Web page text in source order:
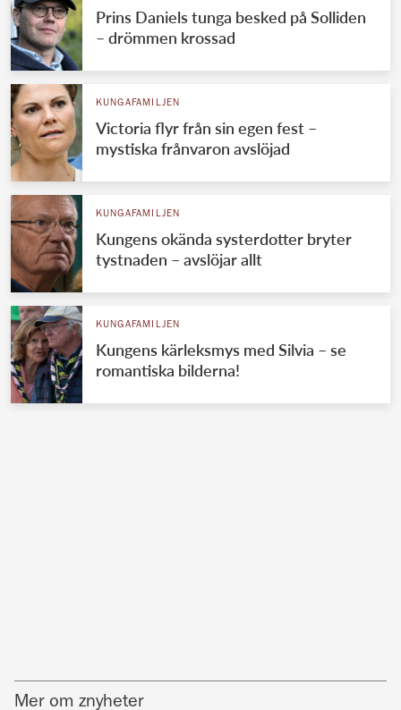
Prins Daniels tunga besked på Solliden
– drömmen krossad
KUNGAFAMILJEN
Victoria flyr från sin egen fest –
mystiska frånvaron avslöjad
KUNGAFAMILJEN
Kungens okända systerdotter bryter
tystnaden – avslöjar allt
KUNGAFAMILJEN
Kungens kärleksmys med Silvia – se
romantiska bilderna!
Mer om znyheter